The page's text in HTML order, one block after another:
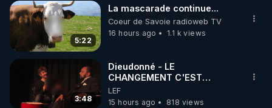
Toutes les vidéos Youtube sont aussi sur la
http://rgnr.li/odysee
🌱 LES STAGES EN PRÉSENTIEL
http://rgnr.li/stages
5:22
La mascarade continue...
Coeur de Savoie radioweb TV
16 hours ago
1.1 k views
3:48
Dieudonné - LE
CHANGEMENT C'EST
MAINTENANT
LEF
15 hours ago
818 views